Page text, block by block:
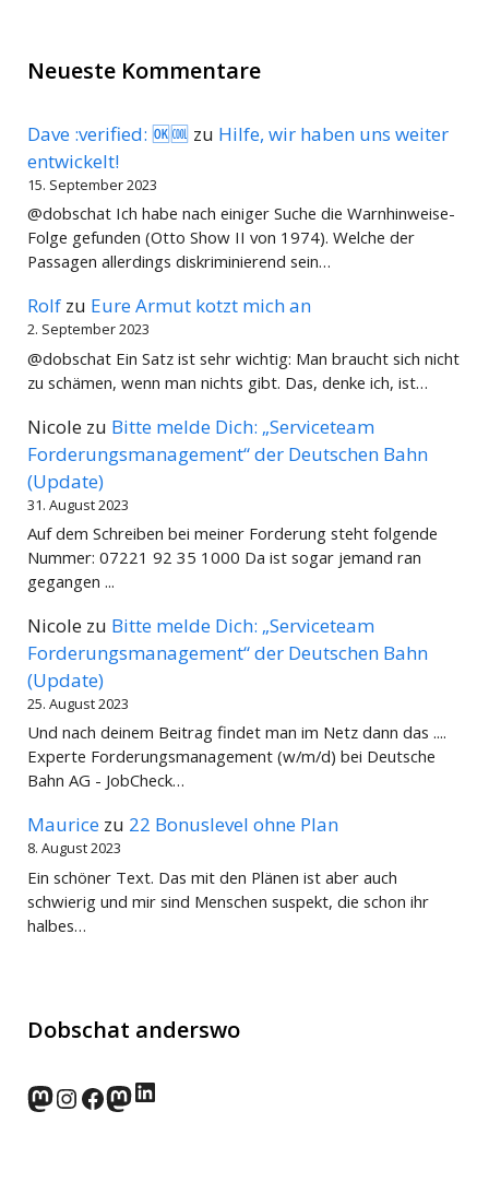
Neueste Kommentare
Dave :verified: 🆗🆒 zu Hilfe, wir haben uns weiter
entwickelt!
15. September 2023
@dobschat Ich habe nach einiger Suche die Warnhinweise-
Folge gefunden (Otto Show II von 1974). Welche der
Passagen allerdings diskriminierend sein…
Rolf zu Eure Armut kotzt mich an
2. September 2023
@dobschat Ein Satz ist sehr wichtig: Man braucht sich nicht
zu schämen, wenn man nichts gibt. Das, denke ich, ist…
Nicole zu Bitte melde Dich: „Serviceteam
Forderungsmanagement“ der Deutschen Bahn
(Update)
31. August 2023
Auf dem Schreiben bei meiner Forderung steht folgende
Nummer: 07221 92 35 1000 Da ist sogar jemand ran
gegangen ...
Nicole zu Bitte melde Dich: „Serviceteam
Forderungsmanagement“ der Deutschen Bahn
(Update)
25. August 2023
Und nach deinem Beitrag findet man im Netz dann das ....
Experte Forderungsmanagement (w/m/d) bei Deutsche
Bahn AG - JobCheck…
Maurice zu 22 Bonuslevel ohne Plan
8. August 2023
Ein schöner Text. Das mit den Plänen ist aber auch
schwierig und mir sind Menschen suspekt, die schon ihr
halbes…
Dobschat anderswo
norden.social
Instagram
Facebook
wp-punks.social
LinkedIn